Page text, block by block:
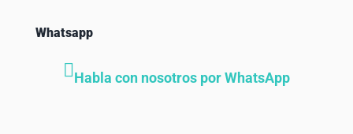
Whatsapp
Habla con nosotros por WhatsApp